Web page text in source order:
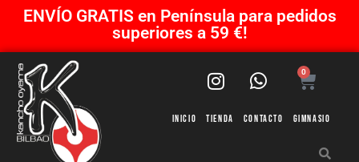
ENVÍO GRATIS en Península para pedidos
superiores a 59 €!
0
Inicio Tienda Contacto Gimnasio